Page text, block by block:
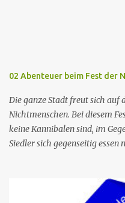
02 Abenteuer beim Fest der
Die ganze Stadt freut sich auf
Nichtmenschen. Bei diesem
keine Kannibalen sind, im
Siedler sich gegenseitig essen
des Festes, und so beschließt